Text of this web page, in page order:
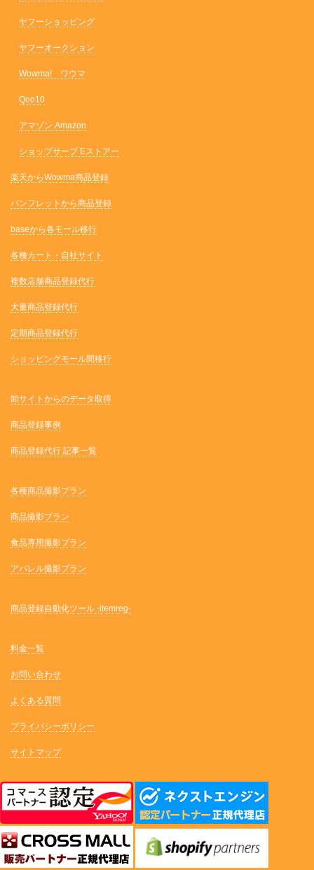
ヤフーショッピング
ヤフーオークション
Wowma! ワウマ
Qoo10
アマゾン Amazon
ショップサーブ Eストアー
楽天からWowma商品登録
パンフレットから商品登録
baseから各モール移行
各種カート・自社サイト
複数店舗商品登録代行
大量商品登録代行
定期商品登録代行
ショッピングモール間移行
卸サイトからのデータ取得
商品登録事例
商品登録代行 記事一覧
各種商品撮影プラン
商品撮影プラン
食品専用撮影プラン
アパレル撮影プラン
商品登録自動化ツール -itemreg-
料金一覧
お問い合わせ
よくある質問
プライバシーポリシー
サイトマップ